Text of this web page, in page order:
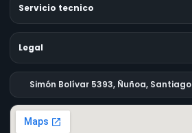
Servicio tecnico
Legal
Simón Bolívar 5393, Ñuñoa, Santiago